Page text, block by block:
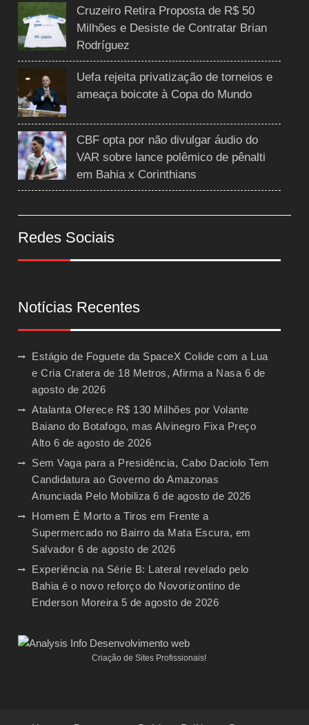
Cruzeiro Retira Proposta de R$ 50
Milhões e Desiste de Contratar Brian
Rodríguez
Uefa rejeita privatização de torneios e
ameaça boicote à Copa do Mundo
CBF opta por não divulgar áudio do
VAR sobre lance polêmico de pênalti
em Bahia x Corinthians
Redes Sociais
Notícias Recentes
Estágio de Foguete da SpaceX Colide com a Lua
e Cria Cratera de 18 Metros, Afirma a Nasa 6 de
agosto de 2026
Atalanta Oferece R$ 130 Milhões por Volante
Baiano do Botafogo, mas Alvinegro Fixa Preço
Alto 6 de agosto de 2026
Sem Vaga para a Presidência, Cabo Daciolo Tem
Candidatura ao Governo do Amazonas
Anunciada Pelo Mobiliza 6 de agosto de 2026
Homem É Morto a Tiros em Frente a
Supermercado no Bairro da Mata Escura, em
Salvador 6 de agosto de 2026
Experiência na Série B: Lateral revelado pelo
Bahia é o novo reforço do Novorizontino de
Enderson Moreira 5 de agosto de 2026
Criação de Sites Profissionais!